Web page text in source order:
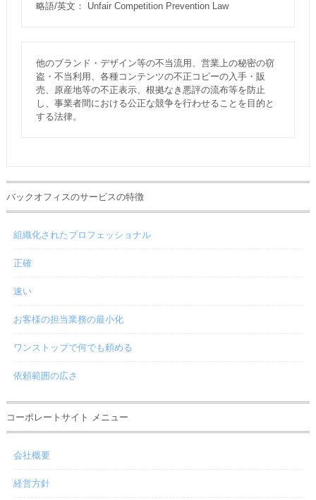
略語/英文： Unfair Competition Prevention Law
他のブランド・デザイン等の不当流用、営業上の秘密の窃
盗・不当利用、各種コンテンツの不正コピーの入手・販
売、原産地等の不正表示、根拠なき悪評の流布等を防止
し、事業者間における公正な競争を行わせることを目的と
する法律。
バックオフィスのサービスの特徴
組織化されたプロフェッショナル
正確
速い
お客様の担当業務の最小化
ワンストップで何でも頼める
依頼範囲の広さ
コーポレートサイト メニュー
会社概要
経営方針